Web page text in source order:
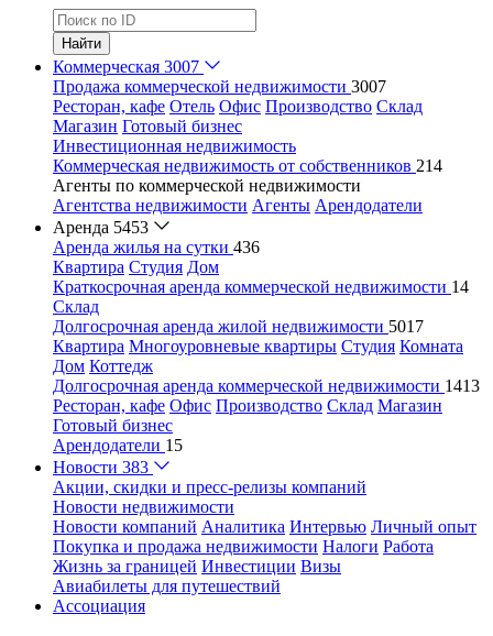
Найти
Коммерческая 3007
Продажа коммерческой недвижимости 3007
Ресторан, кафе Отель Офис Производство Склад
Магазин Готовый бизнес
Инвестиционная недвижимость
Коммерческая недвижимость от собственников 214
Агенты по коммерческой недвижимости
Агентства недвижимости Агенты Арендодатели
Аренда 5453
Аренда жилья на сутки 436
Квартира Студия Дом
Краткосрочная аренда коммерческой недвижимости 14
Склад
Долгосрочная аренда жилой недвижимости 5017
Квартира Многоуровневые квартиры Студия Комната
Дом Коттедж
Долгосрочная аренда коммерческой недвижимости 1413
Ресторан, кафе Офис Производство Склад Магазин
Готовый бизнес
Арендодатели 15
Новости 383
Акции, скидки и пресс-релизы компаний
Новости недвижимости
Новости компаний Аналитика Интервью Личный опыт
Покупка и продажа недвижимости Налоги Работа
Жизнь за границей Инвестиции Визы
Авиабилеты для путешествий
Ассоциация